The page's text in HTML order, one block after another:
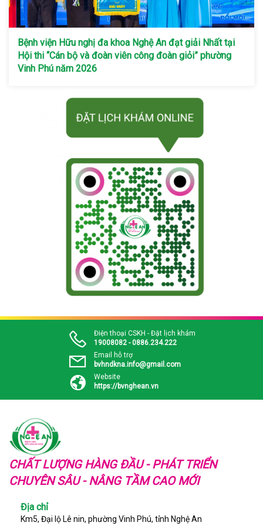
Bệnh viện Hữu nghị đa khoa Nghệ An đạt giải Nhất tại
Hội thi “Cán bộ và đoàn viên công đoàn giỏi” phường
Vinh Phú năm 2026
Điện thoại CSKH - Đặt lịch khám
19008082 - 0886.234.222
Email hỗ trợ
bvhndkna.info@gmail.com
Website
https://bvnghean.vn
CHẤT LƯỢNG HÀNG ĐẦU - PHÁT TRIỂN
CHUYÊN SÂU - NÂNG TẦM CAO MỚI
Địa chỉ
Km5, Đại lộ Lê nin, phường Vinh Phú, tỉnh Nghệ An